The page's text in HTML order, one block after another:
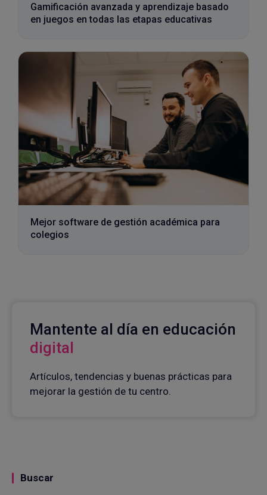
Gamificación avanzada y aprendizaje basado
en juegos en todas las etapas educativas
Mejor software de gestión académica para
colegios
Mantente al día en educación
digital
Artículos, tendencias y buenas prácticas para
mejorar la gestión de tu centro.
Buscar